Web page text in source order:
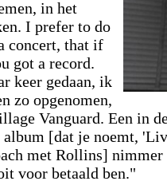
in het
I prefer to do
concert, that if
got a record.
keer gedaan, ik
zo opgenomen,
Vanguard. Een in
album [dat je noemt,
met Rollins] nimmer
voor betaald ben."